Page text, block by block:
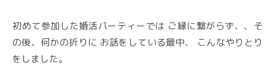
初めて参加した婚活パーティーでは ご縁に繋がらず、、そ
の後、何かの折りに お話をしている最中、 こんなやりとり
をしました。